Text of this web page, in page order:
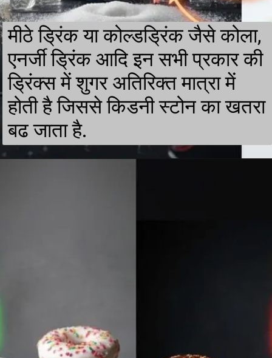
मीठे ड्रिंक या कोल्डड्रिंक जैसे कोला,
एनर्जी ड्रिंक आदि इन सभी प्रकार की
ड्रिंक्स में शुगर अतिरिक्त मात्रा में
होती है जिससे किडनी स्टोन का खतरा
बढ जाता है.